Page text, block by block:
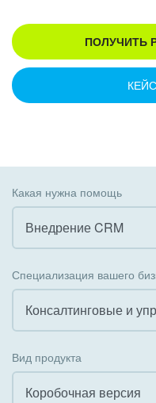
ПОЛУЧИТЬ
Какая нужна помощь
Внедрение CRM
Внедрение КЭДО
Интеграция с 1С
Специализация вашего
Консалтинговые и
Вид продукта
Коробочная версия